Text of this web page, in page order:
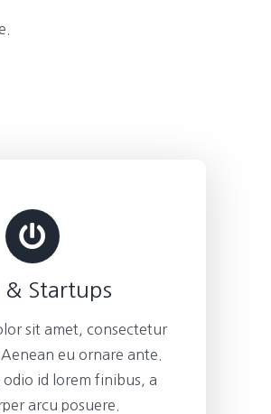
& Startups
sit amet, consectetur
eu ornare ante.
odio id lorem finibus, a
arcu posuere.